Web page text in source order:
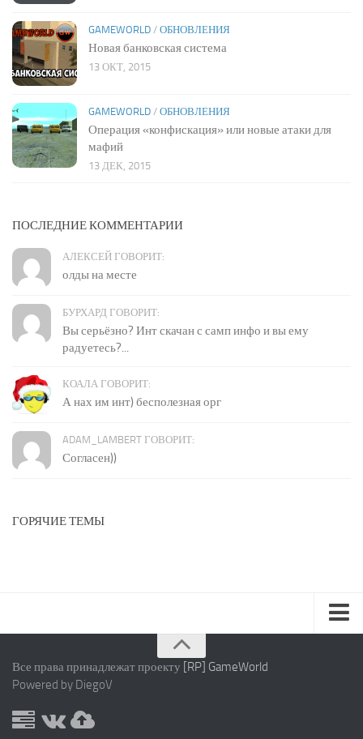
GAMEWORLD / ОБНОВЛЕНИЯ
Новая банковская система
13 ОКТ, 2015
GAMEWORLD / ОБНОВЛЕНИЯ
Операция «конфискация» или новые атаки для
мафий
13 ДЕК, 2015
ПОСЛЕДНИЕ КОММЕНТАРИИ
АЛЕКСЕЙ ГОВОРИТ:
олды на месте
БУРХАРД ГОВОРИТ:
Вы серьёзно? Инт скачан с самп инфо и вы ему
радуетесь?...
КОАЛА ГОВОРИТ:
А нах им инт) бесполезная орг
ADAM_LAMBERT ГОВОРИТ:
Согласен))
ГОРЯЧИЕ ТЕМЫ
Правила
Все права принадлежат проекту [RP] GameWorld
Powered by DiegoV